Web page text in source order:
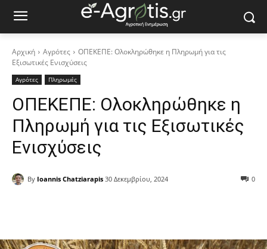
Αρχική Αγρότες
ΟΠΕΚΕΠΕ: Ολοκληρώθηκε η Πληρωμή για τις
Εξισωτικές Ενισχύσεις
Αγρότες Πληρωμές
ΟΠΕΚΕΠΕ: Ολοκληρώθηκε η
Πληρωμή για τις Εξισωτικές
Ενισχύσεις
By Ioannis Chatziarapis 30 Δεκεμβρίου, 2024 0